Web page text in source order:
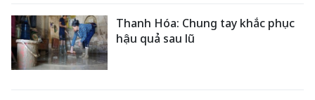
Thanh Hóa: Chung tay khắc phục
hậu quả sau lũ